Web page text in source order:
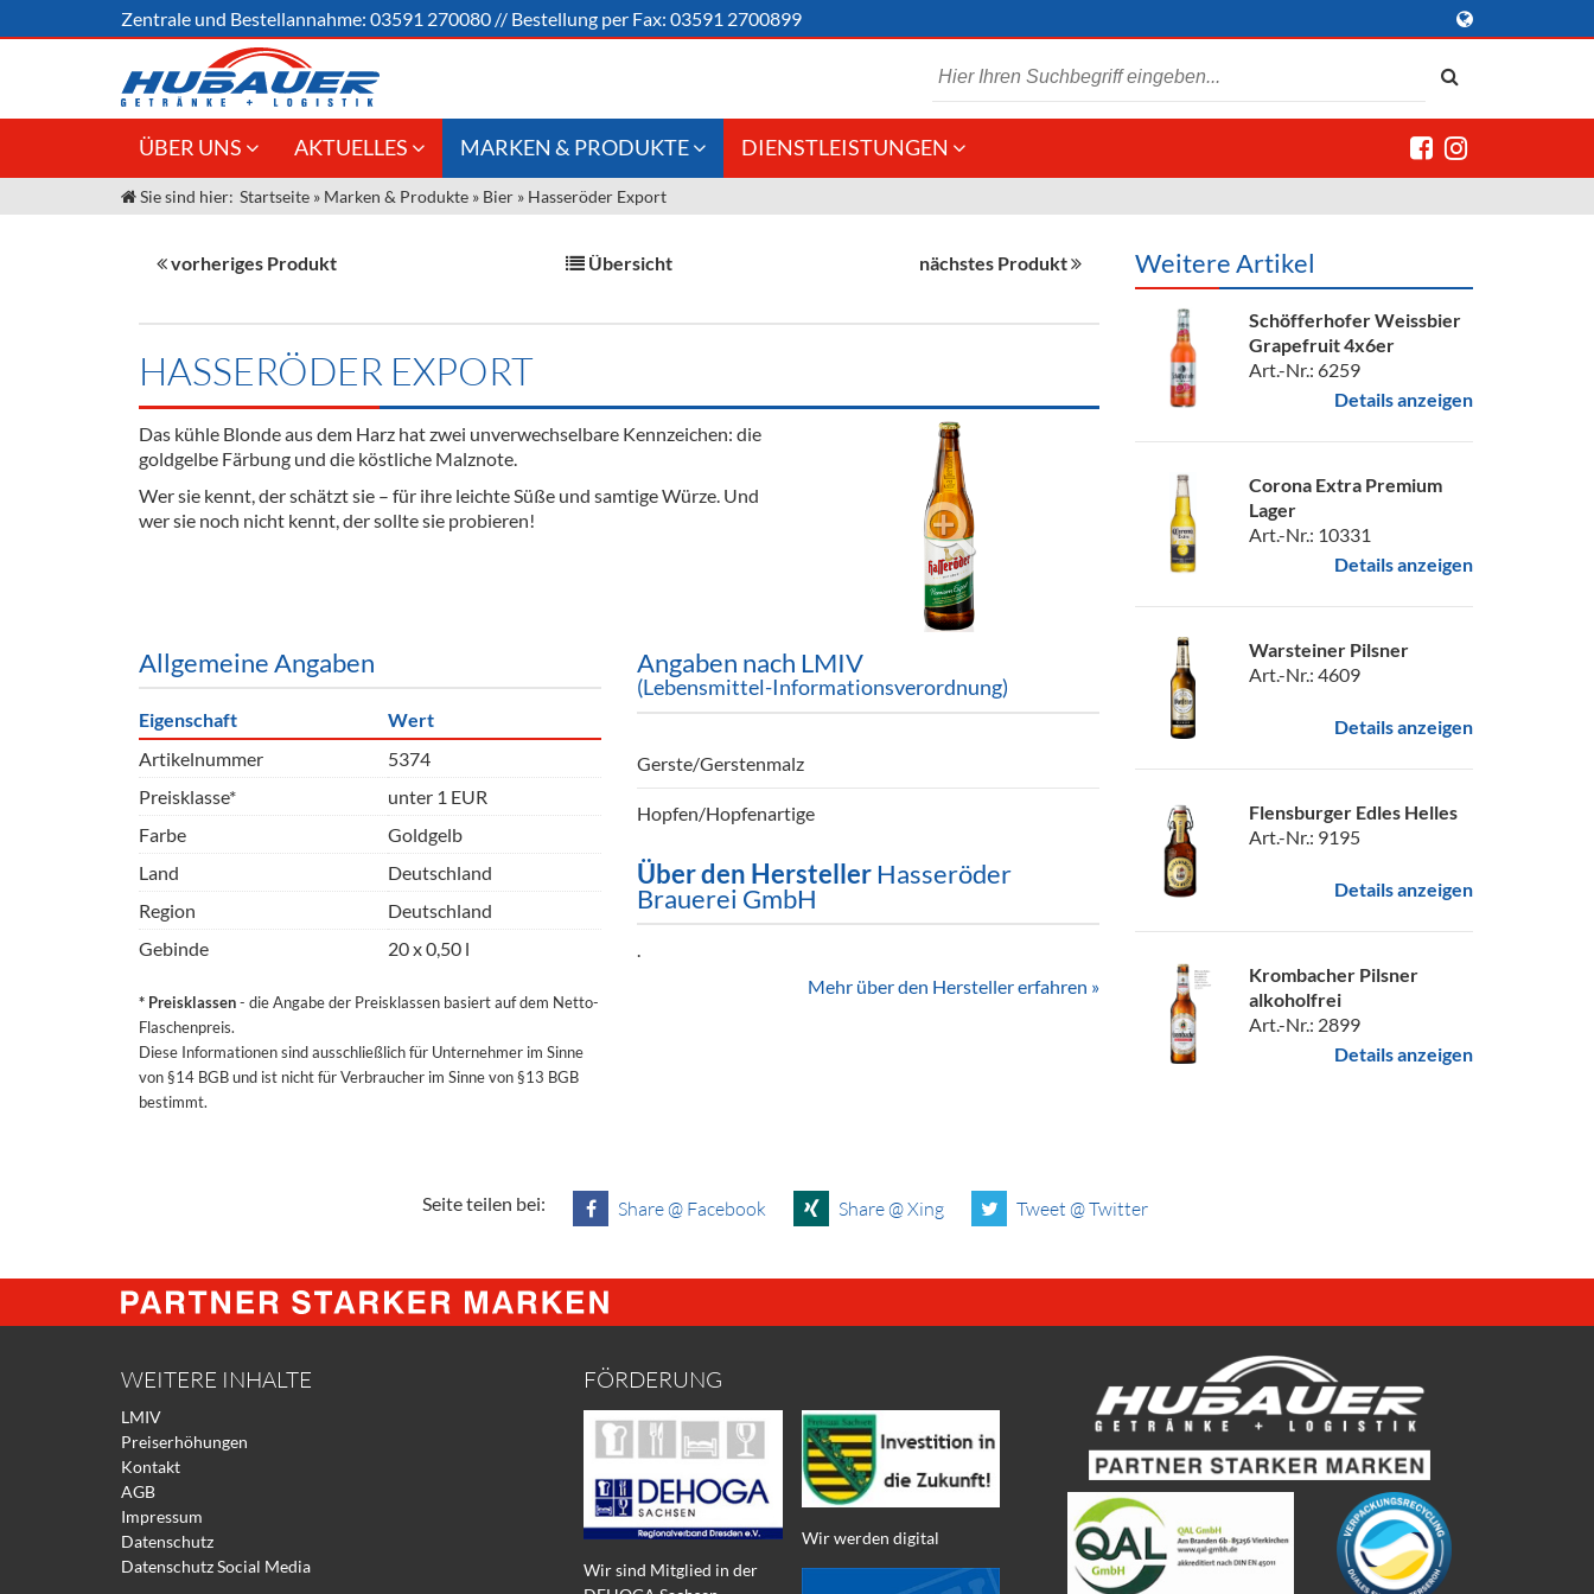
Zentrale und Bestellannahme: 03591 270080 // Bestellung per Fax: 03591 2700899
ÜBER UNS
Jobs
Unser Liefergebiet
AKTUELLES
Angebote Gastronomie &
Gastronomie
Großhandel
Innovation - Die Neue Art des
Neuigkeiten
Termine
MARKEN & PRODUKTE
Weine & Schaumwein
Fassbier + Zubehör
Alkoholfreie Getränke
Öle & Küchenartikel
Kaffee
Gläser
Theken + Zubehör
Hygieneartikel & Desinfektion
DIENSTLEISTUNGEN
Sie sind hier: Startseite » Marken & Produkte » Bier » Hasseröder Export
vorheriges Produkt Übersicht nächstes Produkt
HASSERÖDER EXPORT
Das kühle Blonde aus dem Harz hat zwei unverwechselbare Kennzeichen: die
goldgelbe Färbung und die köstliche Malznote.
Wer sie kennt, der schätzt sie – für ihre leichte Süße und samtige Würze. Und
wer sie noch nicht kennt, der sollte sie probieren!
Allgemeine Angaben
Eigenschaft
Wert
Artikelnummer
5374
Preisklasse*
unter 1 EUR
Farbe
Goldgelb
Land
Deutschland
Region
Deutschland
Gebinde
20 x 0,50 l
* Preisklassen- die Angabe der Preisklassen basiert auf dem Netto-
Flaschenpreis.
Diese Informationen sind ausschließlich für Unternehmer im Sinne
von §14 BGB und ist nicht für Verbraucher im Sinne von §13 BGB
bestimmt.
Angaben nach LMIV
(Lebensmittel-Informationsverordnung)
Gerste/Gerstenmalz
Hopfen/Hopfenartige
Über den Hersteller Hasseröder
Brauerei GmbH
.
Mehr über den Hersteller erfahren »
Weitere Artikel
Schöfferhofer Weissbier
Grapefruit 4x6er
Art.-Nr.: 6259
Details anzeigen
Corona Extra Premium
Lager
Art.-Nr.: 10331
Details anzeigen
Warsteiner Pilsner
Art.-Nr.: 4609
Details anzeigen
Flensburger Edles Helles
Art.-Nr.: 9195
Details anzeigen
Krombacher Pilsner
alkoholfrei
Art.-Nr.: 2899
Details anzeigen
Seite teilen bei: Share @ Facebook Share @ Xing Tweet @ Twitter
WEITERE INHALTE
LMIV
Preiserhöhungen
Kontakt
AGB
Impressum
Datenschutz
Datenschutz Social Media
FÖRDERUNG
Wir sind Mitglied in der
Wir werden digital